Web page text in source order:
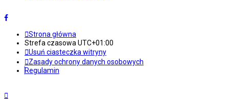
Strona główna
Strefa czasowa UTC+01:00
Usuń ciasteczka witryny
Zasady ochrony danych osobowych
Regulamin